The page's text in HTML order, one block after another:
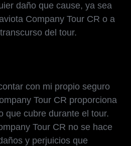
daño que cause, ya sea
Company Tour CR o a
del tour.
con mi propio seguro
Tour CR proporciona
que cubre durante el tour.
Tour CR no se hace
y perjuicios que